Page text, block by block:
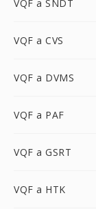
VQF a SNDT
VQF a CVS
VQF a DVMS
VQF a PAF
VQF a GSRT
VQF a HTK